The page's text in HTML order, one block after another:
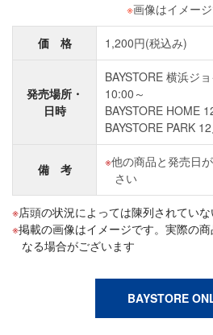
※画像はイメー
価 格 1,200円(税込み)
発売場所・
日時
BAYSTORE 横浜ジ
10:00～
BAYSTORE HOME
BAYSTORE PARK
備 考
他の商品と発売日
さい
店頭の状況によっては陳列されてい
掲載の画像はイメージです。実際の
なる場合がございます
BAYSTORE